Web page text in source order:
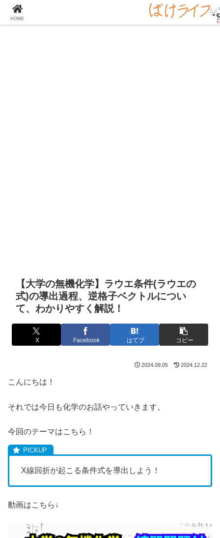
大学の化学をとことん楽しむサイト！
【大学の無機化学】ラウエ条件(ラウエの
式)の導出過程、逆格子ベクトルについ
て、わかりやすく解説！
X Facebook はてブ コピー
2024.09.05 2024.12.22
こんにちは！
それでは今日も化学のお話やっていきます。
今回のテーマはこちら！
X線回折が起こる条件式を導出しよう！
動画はこちら↓
HOME